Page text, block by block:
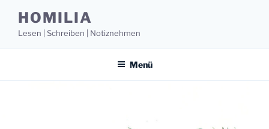
Inhalt
springen
HOMILIA
Lesen | Schreiben | Notiznehmen
Menü